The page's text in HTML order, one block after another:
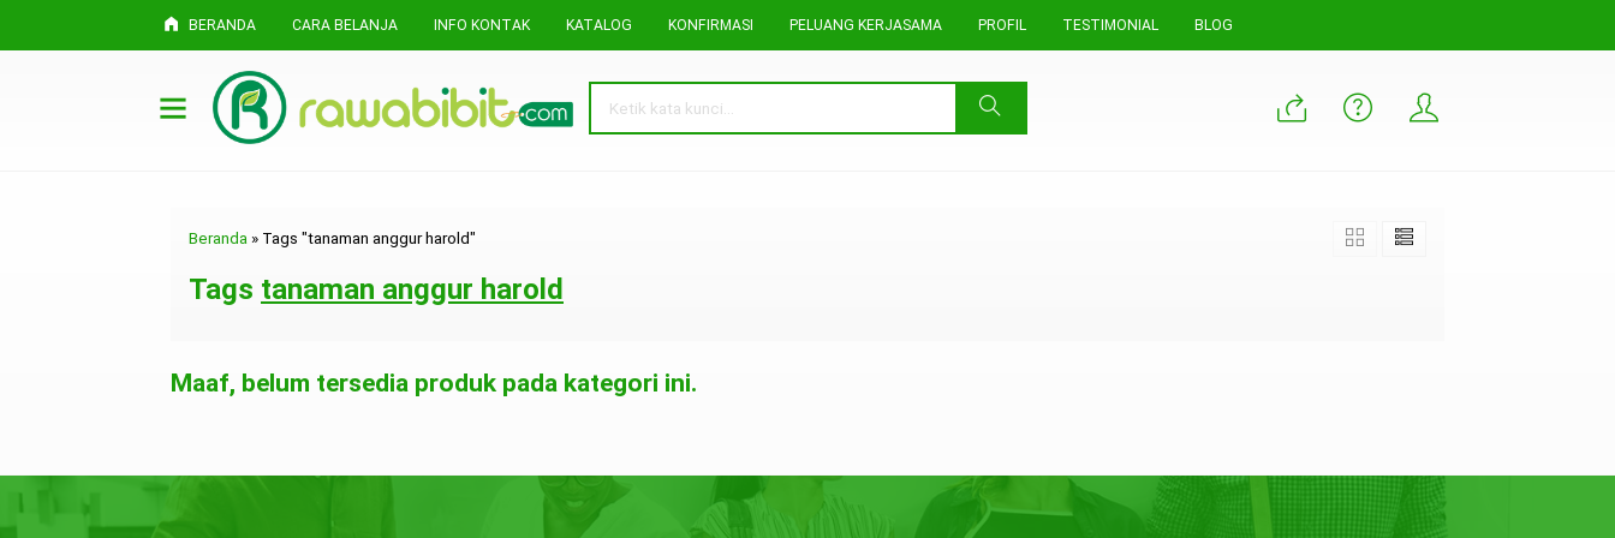
BERANDA CARA BELANJA INFO KONTAK KATALOG KONFIRMASI PELUANG KERJASAMA PROFIL TESTIMONIAL BLOG
Beranda » Tags "tanaman anggur harold"
Tags tanaman anggur harold
Maaf, belum tersedia produk pada kategori ini.